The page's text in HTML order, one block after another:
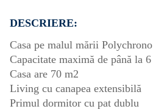
DESCRIERE:
Casa pe malul mării
Capacitate maximă de până la
Casa are 70 m2
Living cu canapea extensibilă
Primul dormitor cu pat dublu